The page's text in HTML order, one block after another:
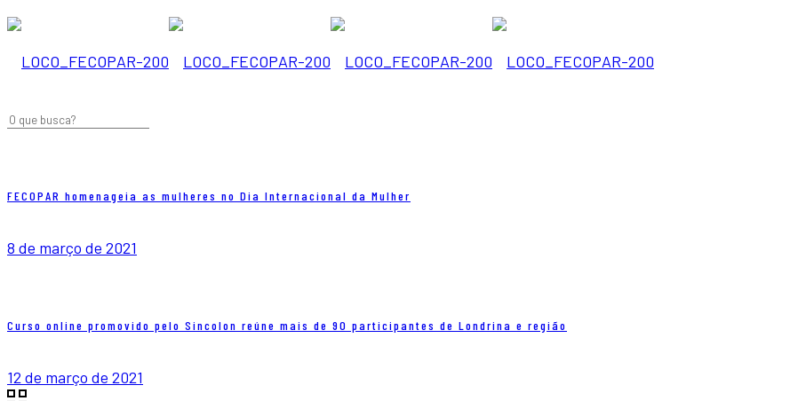
FECOPAR homenageia as mulheres no Dia Internacional da Mulher
8 de março de 2021
Curso online promovido pelo Sincolon reúne mais de 90 participantes de Londrina e região
12 de março de 2021